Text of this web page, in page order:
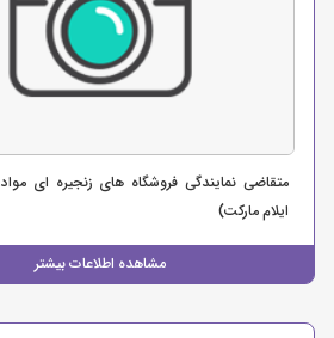
مشاهده اطلاعات بیشتر
متقاضی نمایندگی فروشگاه های زنجیره ای
ایلام مارکت)